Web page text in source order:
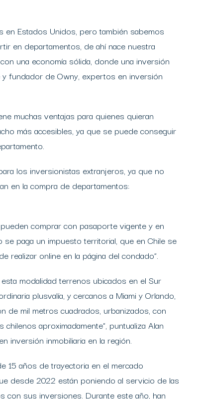
en Estados Unidos, pero también sabemos
en departamentos, de ahí nace nuestra
una economía sólida, donde una inversión
y fundador de Owny, expertos en inversión
muchas ventajas para quienes quieran
más accesibles, ya que se puede conseguir
los inversionistas extranjeros, ya que no
en la compra de departamentos:
comprar con pasaporte vigente y en
paga un impuesto territorial, que en Chile se
realizar online en la página del condado”.
modalidad terrenos ubicados en el Sur
plusvalía, y cercanos a Miami y Orlando,
de mil metros cuadrados, urbanizados, con
aproximadamente”, puntualiza Alan
inversión inmobiliaria en la región.
15 años de trayectoria en el mercado
desde 2022 están poniendo al servicio de las
con sus inversiones. Durante este año, han